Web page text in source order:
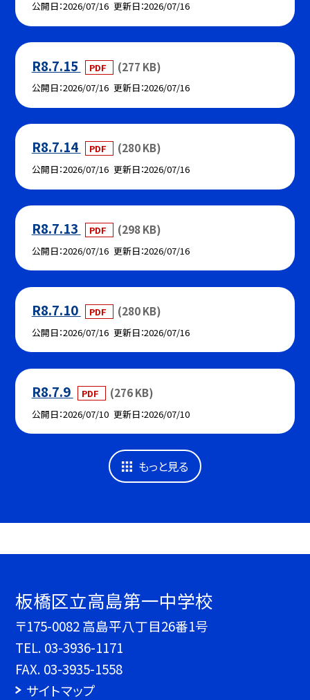
公開日 2026/07/16 更新日 2026/07/16
R8.7.15 PDF (277 KB)
公開日 2026/07/16 更新日 2026/07/16
R8.7.14 PDF (280 KB)
公開日 2026/07/16 更新日 2026/07/16
R8.7.13 PDF (298 KB)
公開日 2026/07/16 更新日 2026/07/16
R8.7.10 PDF (280 KB)
公開日 2026/07/16 更新日 2026/07/16
R8.7.9 PDF (276 KB)
公開日 2026/07/10 更新日 2026/07/10
もっと見る
板橋区立高島第一中学校
〒175-0082 高島平八丁目26番1号
TEL. 03-3936-1171
FAX. 03-3935-1558
サイトマップ